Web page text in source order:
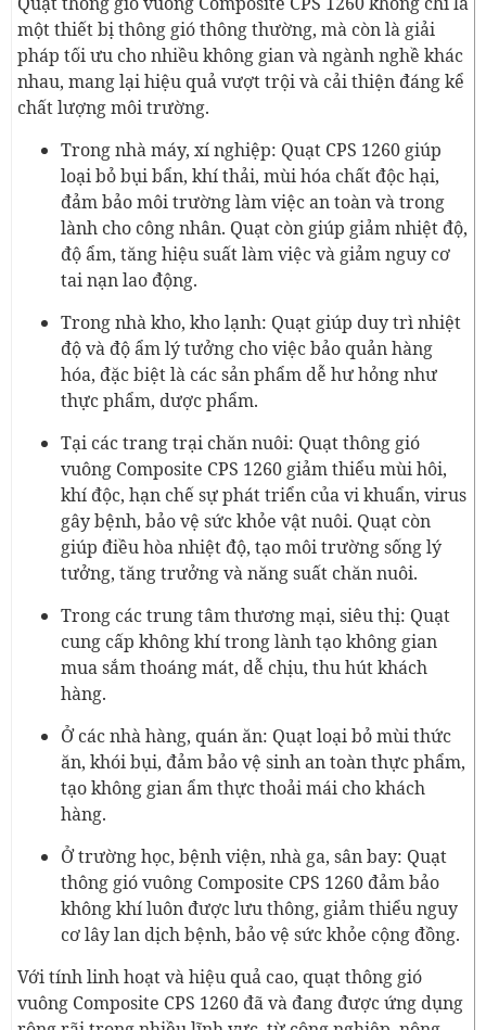
một thiết bị thông gió thông thường, mà còn là giải
pháp tối ưu cho nhiều không gian và ngành nghề khác
nhau, mang lại hiệu quả vượt trội và cải thiện đáng kể
chất lượng môi trường.
Trong nhà máy, xí nghiệp: Quạt CPS 1260 giúp
loại bỏ bụi bẩn, khí thải, mùi hóa chất độc hại,
đảm bảo môi trường làm việc an toàn và trong
lành cho công nhân. Quạt còn giúp giảm nhiệt độ,
độ ẩm, tăng hiệu suất làm việc và giảm nguy cơ
tai nạn lao động.
Trong nhà kho, kho lạnh: Quạt giúp duy trì nhiệt
độ và độ ẩm lý tưởng cho việc bảo quản hàng
hóa, đặc biệt là các sản phẩm dễ hư hỏng như
thực phẩm, dược phẩm.
Tại các trang trại chăn nuôi: Quạt thông gió
vuông Composite CPS 1260 giảm thiểu mùi hôi,
khí độc, hạn chế sự phát triển của vi khuẩn, virus
gây bệnh, bảo vệ sức khỏe vật nuôi. Quạt còn
giúp điều hòa nhiệt độ, tạo môi trường sống lý
tưởng, tăng trưởng và năng suất chăn nuôi.
Trong các trung tâm thương mại, siêu thị: Quạt
cung cấp không khí trong lành tạo không gian
mua sắm thoáng mát, dễ chịu, thu hút khách
hàng.
Ở các nhà hàng, quán ăn: Quạt loại bỏ mùi thức
ăn, khói bụi, đảm bảo vệ sinh an toàn thực phẩm,
tạo không gian ẩm thực thoải mái cho khách
hàng.
Ở trường học, bệnh viện, nhà ga, sân bay: Quạt
thông gió vuông Composite CPS 1260 đảm bảo
không khí luôn được lưu thông, giảm thiểu nguy
cơ lây lan dịch bệnh, bảo vệ sức khỏe cộng đồng.
Với tính linh hoạt và hiệu quả cao, quạt thông gió
vuông Composite CPS 1260 đã và đang được ứng dụng